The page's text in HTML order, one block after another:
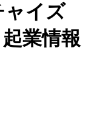
ャイズ
業情報